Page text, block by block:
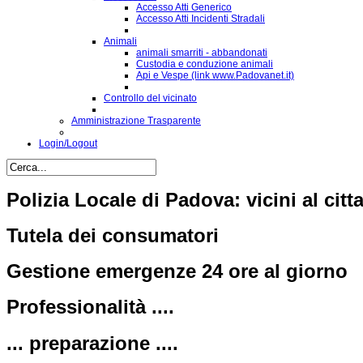
Accesso Atti Generico
Accesso Atti Incidenti Stradali
Animali
animali smarriti - abbandonati
Custodia e conduzione animali
Api e Vespe (link www.Padovanet.it)
Controllo del vicinato
Amministrazione Trasparente
Login/Logout
Polizia Locale di Padova: vicini al
Tutela dei consumatori
Gestione emergenze 24 ore al giorno
Professionalità ....
... preparazione ....